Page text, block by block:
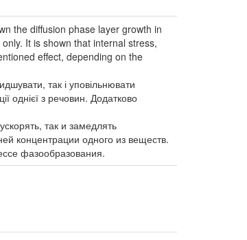
the diffusion phase layer growth in
It is shown that internal stress,
effect, depending on the
так і уповільнювати
однієї з речовин. Додатково
так и замедлять
концентрации одного из веществ.
фазообразования.